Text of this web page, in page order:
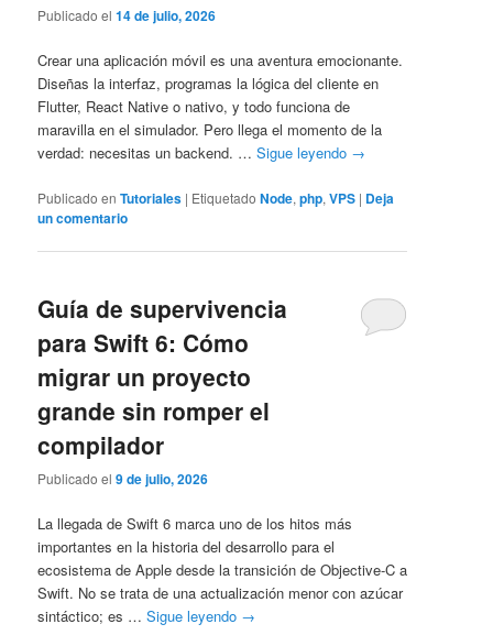
Publicado el14 de julio, 2026
Crear una aplicación móvil es una aventura emocionante.
Diseñas la interfaz, programas la lógica del cliente en
Flutter, React Native o nativo, y todo funciona de
maravilla en el simulador. Pero llega el momento de la
verdad: necesitas un backend. …Sigue leyendo →
Publicado en Tutoriales | Etiquetado Node,php,VPS | Deja
un comentario
Guía de supervivencia
para Swift 6: Cómo
migrar un proyecto
grande sin romper el
compilador
Publicado el9 de julio, 2026
La llegada de Swift 6 marca uno de los hitos más
importantes en la historia del desarrollo para el
ecosistema de Apple desde la transición de Objective-C a
Swift. No se trata de una actualización menor con azúcar
sintáctico; es …Sigue leyendo →